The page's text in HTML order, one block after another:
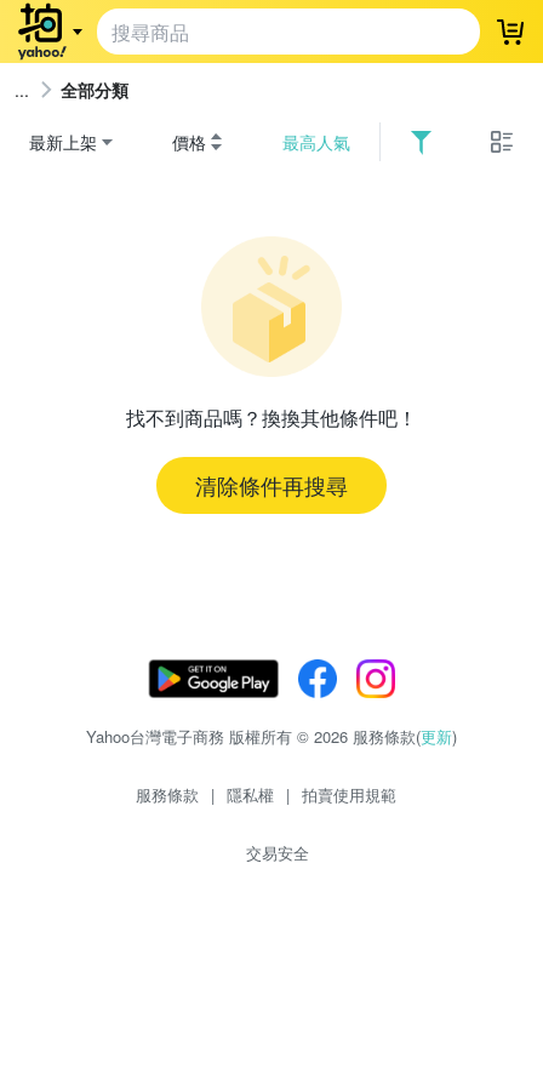
登
全部分類
最新上架 價格 最高人氣
找不到商品嗎？換換其他條件吧！
清除條件再搜尋
Yahoo台灣電子商務 版權所有 © 2026 服務條款(更新)
服務條款 | 隱私權 | 拍賣使用規範
交易安全